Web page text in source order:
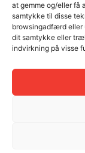
at gemme og/eller få
samtykke til disse
browsingadfærd eller
dit samtykke eller
indvirkning på visse
ribbe Ribber
træning
Udstyr